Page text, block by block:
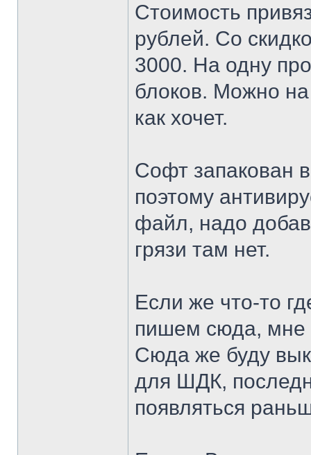
Стоимость
рублей. Со
3000. На одну
блоков. Можно
как хочет.
Софт запакован
поэтому
файл, надо
грязи там нет.
Если же что-то
пишем сюда, мне
Сюда же буду
для ШДК,
появляться